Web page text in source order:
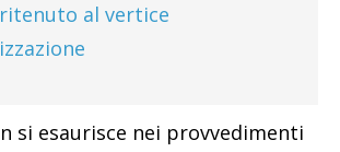
al vertice
si esaurisce nei provvedimenti